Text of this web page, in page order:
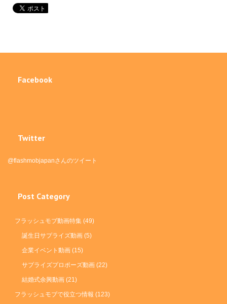
Facebook
Twitter
@flashmobjapanさんのツイート
Post Category
フラッシュモブ動画特集 (49)
誕生日サプライズ動画 (5)
企業イベント動画 (15)
サプライズプロポーズ動画 (22)
結婚式余興動画 (21)
フラッシュモブで役立つ情報 (123)